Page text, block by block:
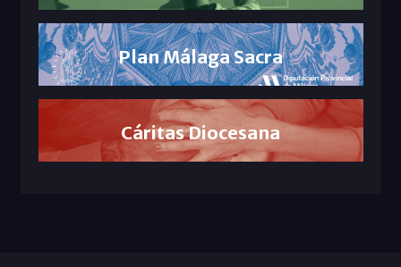
Plan Málaga Sacra
Cáritas Diocesana